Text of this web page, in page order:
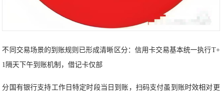
不同交易场景的到账规则已形成清晰区分：信用卡交易基本统一执行T+
1隔天下午到账机制，借记卡仅部
分国有银行支持工作日特定时段当日到账，扫码支付虽到账时效相对更